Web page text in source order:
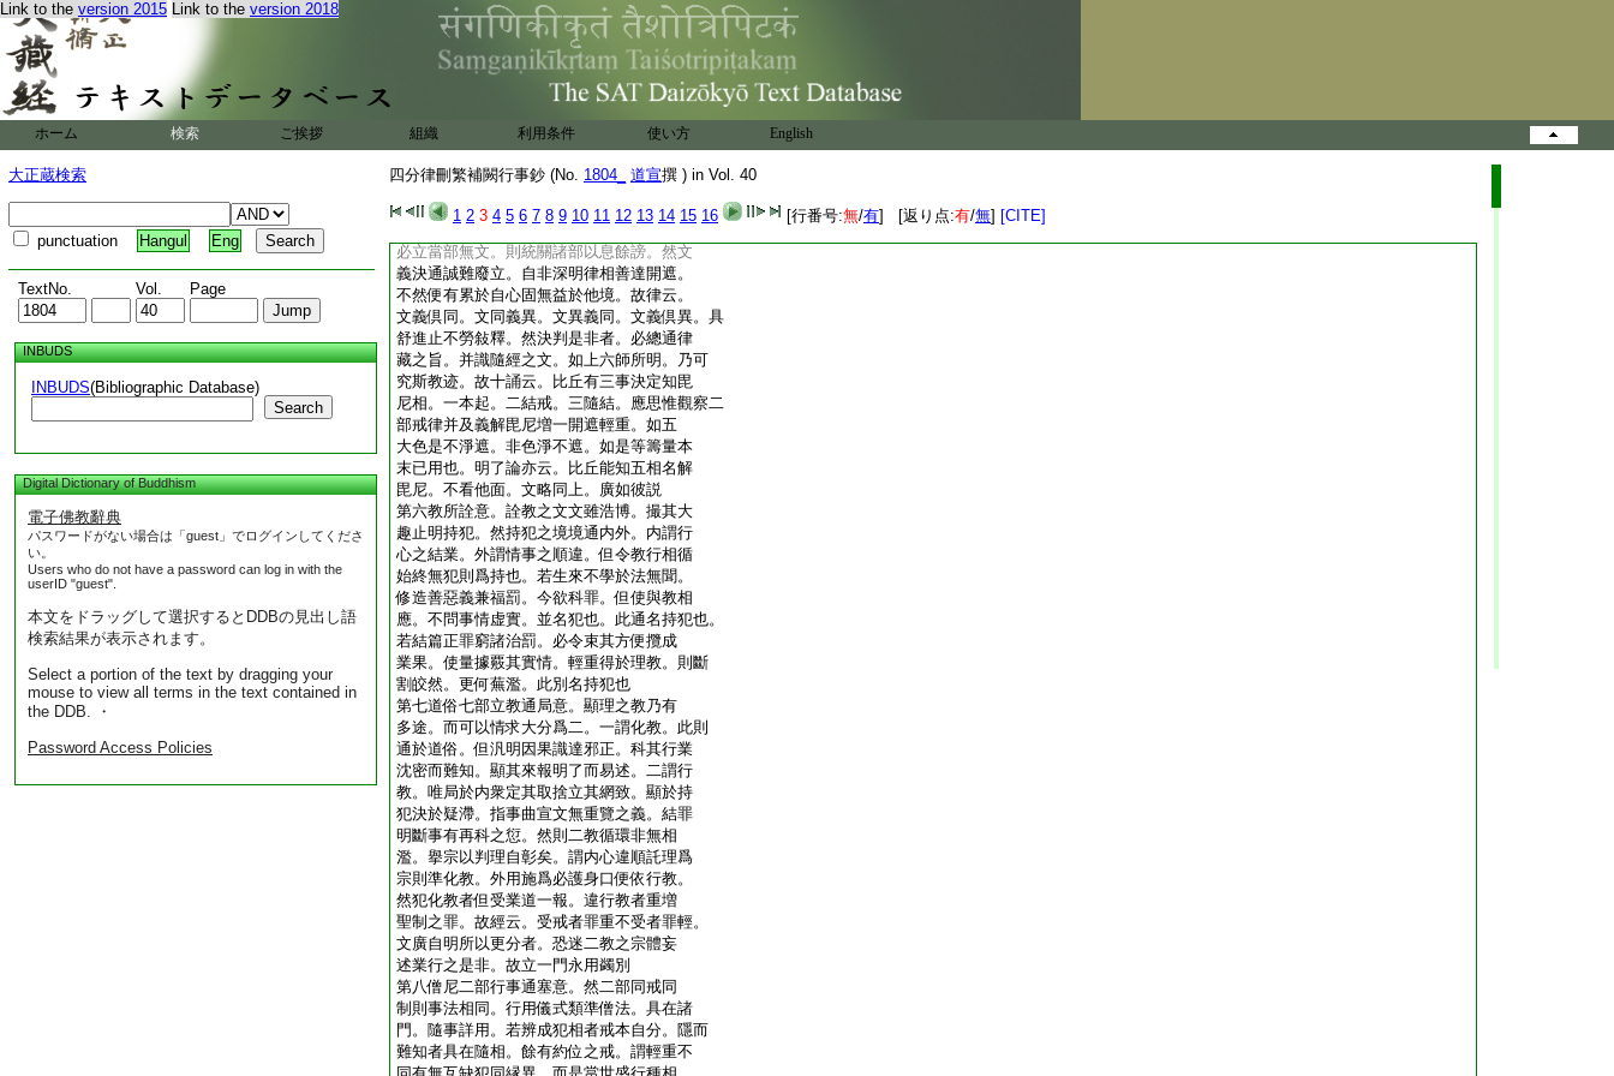
Link to the version 2015 Link to the version 2018
ホーム 検索 ご挨拶 組織 利用条件 使い方 English
大正蔵検索
punctuation Hangul Eng
TextNo. Vol. Page
INBUDS
INBUDS(Bibliographic Database)
Search
Digital Dictionary of Buddhism
電子佛教辭典
パスワードがない場合は「guest」でログインしてくださ
い。
Users who do not have a password can log in with the
userID "guest".
本文をドラッグして選択するとDDBの見出し語
検索結果が表示されます。
Select a portion of the text by dragging your
mouse to view all terms in the text contained in
the DDB. ・
Password Access Policies
四分律刪繁補闕行事鈔 (No. 1804_ 道宣撰 ) in Vol. 40
1 2 3 4 5 6 7 8 9 10 11 12 13 14 15 16 [行番号:無/有] [返り点:有/無] [CITE]
有用解參差。此鈔所宗意存第三第六。餘亦
參取得失隨機。知時故也
第五文義決通意。夫理本絶名。故立名標其
宗極。名隨事顯。故對事而備斯文。然考斯律
藏言事並周。但爲年代渺邈聲彩靡追。法爲
時移事多殘缺。加以五師捃拾情見不同。重
由翻譯失旨妄生構立。又爲抄寫錯漏相承
傳濫。所以至於尋究紛慮良多。今總會之以
通其大見。若文義倶闕。則可擧一以例諸。或
就理有而成前事。或在文雖具而於義有闕。
必立當部無文。則統關諸部以息餘謗。然文
義決通誠難廢立。自非深明律相善達開遮。
不然便有累於自心固無益於他境。故律云。
文義倶同。文同義異。文異義同。文義倶異。具
舒進止不勞敍釋。然決判是非者。必總通律
藏之旨。并識隨經之文。如上六師所明。乃可
究斯教迹。故十誦云。比丘有三事決定知毘
尼相。一本起。二結戒。三隨結。應思惟觀察二
部戒律并及義解毘尼増一開遮輕重。如五
大色是不淨遮。非色淨不遮。如是等籌量本
末已用也。明了論亦云。比丘能知五相名解
毘尼。不看他面。文略同上。廣如彼説
第六教所詮意。詮教之文文雖浩博。撮其大
趣止明持犯。然持犯之境境通内外。内謂行
心之結業。外謂情事之順違。但令教行相循
始終無犯則爲持也。若生來不學於法無聞。
修造善惡義兼福罰。今欲科罪。但使與教相
應。不問事情虚實。並名犯也。此通名持犯也。
若結篇正罪窮諸治罰。必令束其方便攬成
業果。使量據覈其實情。輕重得於理教。則斷
割皎然。更何蕪濫。此別名持犯也
第七道俗七部立教通局意。顯理之教乃有
多途。而可以情求大分爲二。一謂化教。此則
通於道俗。但汎明因果識達邪正。科其行業
沈密而難知。顯其來報明了而易述。二謂行
教。唯局於内衆定其取捨立其網致。顯於持
犯決於疑滯。指事曲宣文無重覽之義。結罪
明斷事有再科之愆。然則二教循環非無相
濫。擧宗以判理自彰矣。謂内心違順託理爲
宗則準化教。外用施爲必護身口便依行教。
然犯化教者但受業道一報。違行教者重増
聖制之罪。故經云。受戒者罪重不受者罪輕。
文廣自明所以更分者。恐迷二教之宗體妄
述業行之是非。故立一門永用蠲別
第八僧尼二部行事通塞意。然二部同戒同
制則事法相同。行用儀式類準僧法。具在諸
門。隨事詳用。若辨成犯相者戒本自分。隱而
難知者具在隨相。餘有約位之戒。謂輕重不